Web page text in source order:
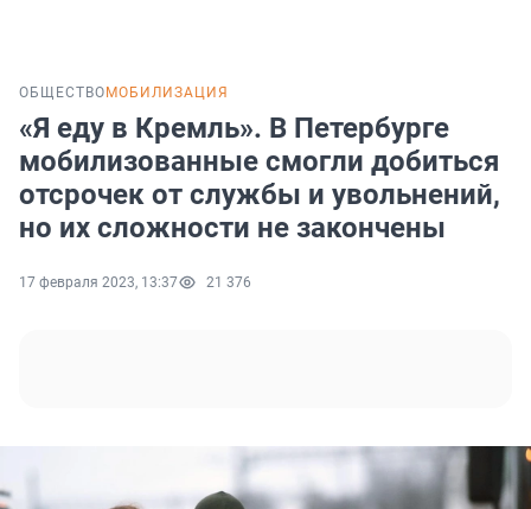
ОБЩЕСТВО МОБИЛИЗАЦИЯ
«Я еду в Кремль». В Петербурге
мобилизованные смогли добиться
отсрочек от службы и увольнений,
но их сложности не закончены
17 февраля 2023, 13:37 21 376